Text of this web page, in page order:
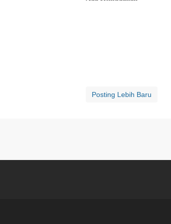
Posting Lebih Baru